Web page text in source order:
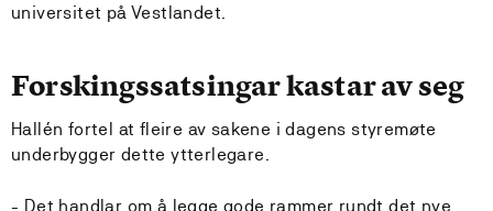
universitet på Vestlandet.
Forskingssatsingar kastar av seg
Hallén fortel at fleire av sakene i dagens styremøte
underbygger dette ytterlegare.
- Det handlar om å legge gode rammer rundt det nye